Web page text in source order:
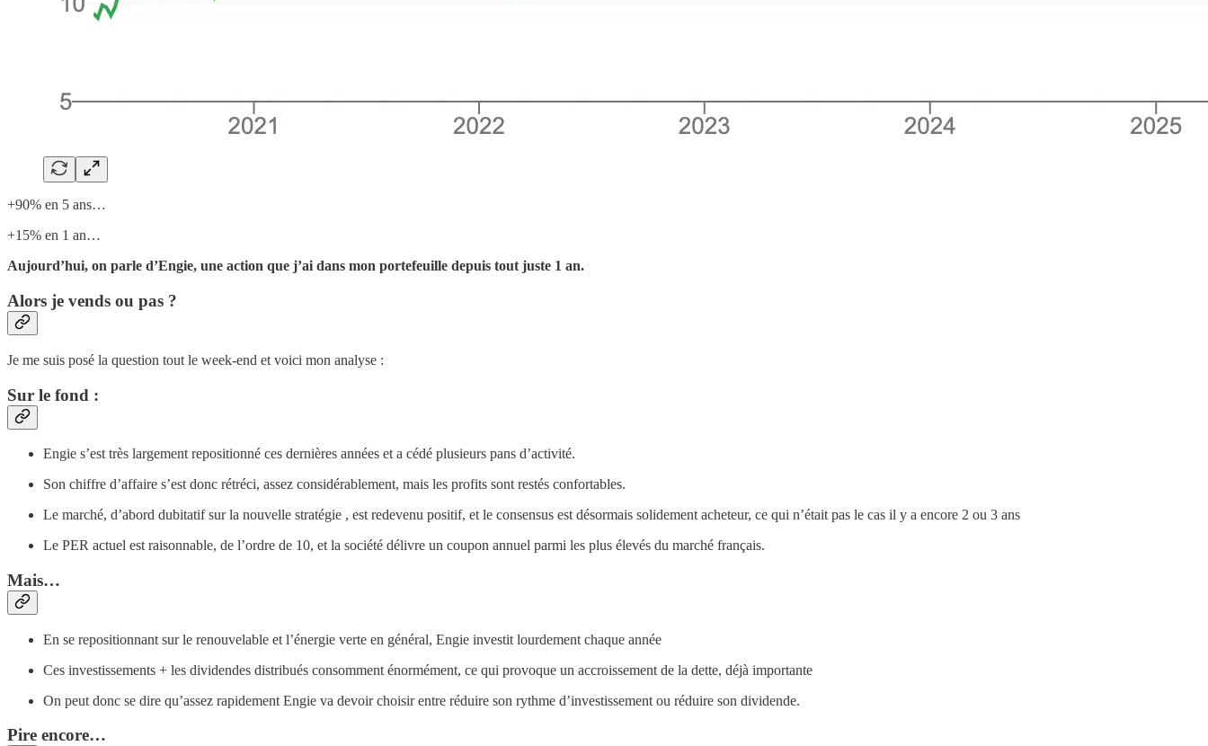
+90% en 5 ans…
+15% en 1 an…
Aujourd’hui, on parle d’Engie, une action que j’ai dans mon portefeuille depuis tout juste 1 an.
Alors je vends ou pas ?
Je me suis posé la question tout le week-end et voici mon analyse :
Sur le fond :
Engie s’est très largement repositionné ces dernières années et a cédé plusieurs pans d’activité.
Son chiffre d’affaire s’est donc rétréci, assez considérablement, mais les profits sont restés confortables.
Le marché, d’abord dubitatif sur la nouvelle stratégie , est redevenu positif, et le consensus est désormais solidement acheteur, ce qui n’était pas le cas il y a encore 2 ou 3 ans
Le PER actuel est raisonnable, de l’ordre de 10, et la société délivre un coupon annuel parmi les plus élevés du marché français.
Mais…
En se repositionnant sur le renouvelable et l’énergie verte en général, Engie investit lourdement chaque année
Ces investissements + les dividendes distribués consomment énormément, ce qui provoque un accroissement de la dette, déjà importante
⁠On peut donc se dire qu’assez rapidement Engie va devoir choisir entre réduire son rythme d’investissement ou réduire son dividende.
Pire encore…